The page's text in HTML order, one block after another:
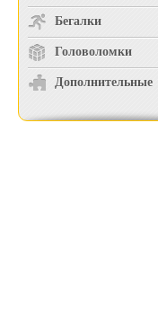
Бегалки
Головоломки
Дополнительные